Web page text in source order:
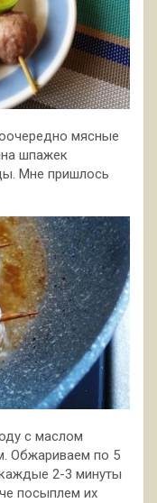
мясные
шпажек
Мне пришлось
с маслом
Обжариваем по 5
2-3 минуты
посыплем их